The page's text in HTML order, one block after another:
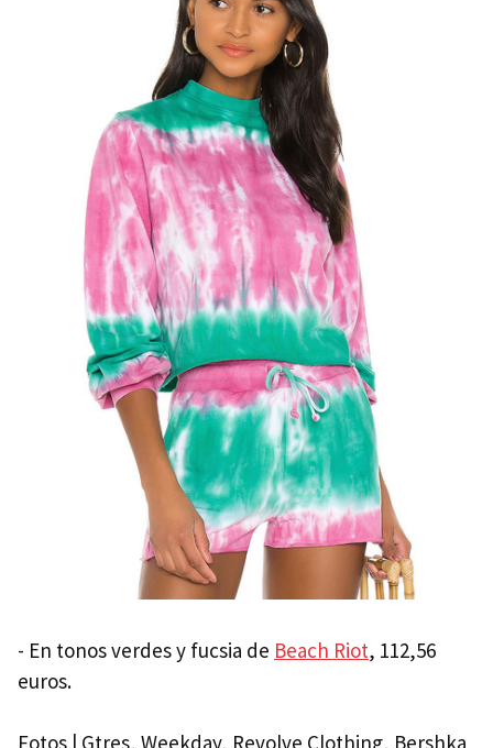
- En tonos verdes y fucsia de Beach Riot, 112,56
euros.
Fotos | Gtres, Weekday, Revolve Clothing, Bershka